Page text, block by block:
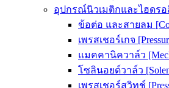
อุปกรณ์นิวเมติกและไฮดรอลิ
ข้อต่อ และสายลม
เพรสเชอร์เกจ
แมคคานิควาล์ว
โซลินอยด์วาล์ว
เพรสเชอร์สวิทช์